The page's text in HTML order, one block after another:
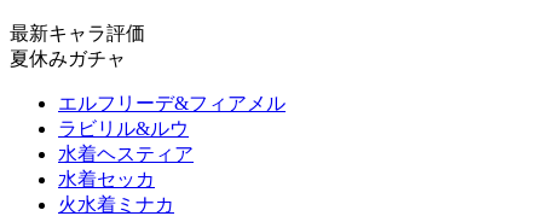
最新キャラ評価
夏休みガチャ
エルフリーデ&フィアメル
ラビリル&ルウ
水着ヘスティア
水着セッカ
火水着ミナカ